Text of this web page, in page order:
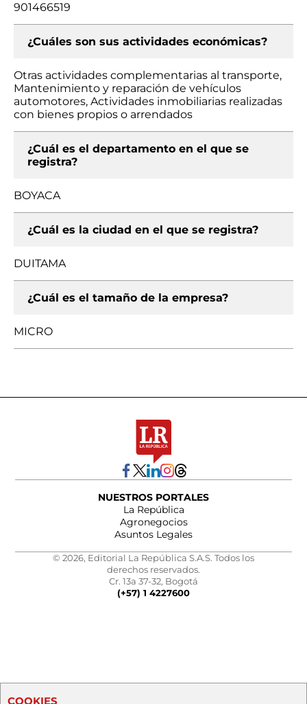
901466519
¿Cuáles son sus actividades económicas?
Otras actividades complementarias al transporte,
Mantenimiento y reparación de vehículos
automotores, Actividades inmobiliarias realizadas
con bienes propios o arrendados
¿Cuál es el departamento en el que se
registra?
BOYACA
¿Cuál es la ciudad en el que se registra?
DUITAMA
¿Cuál es el tamaño de la empresa?
MICRO
NUESTROS PORTALES
La República
Agronegocios
Asuntos Legales
© 2026, Editorial La República S.A.S. Todos los
derechos reservados.
Cr. 13a 37-32, Bogotá
(+57) 1 4227600
COOKIES